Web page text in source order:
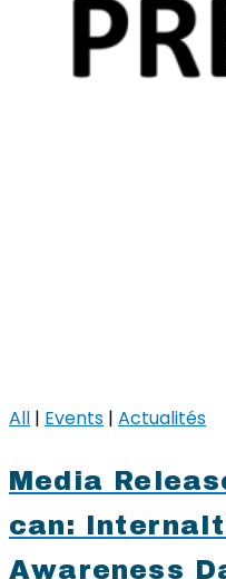
All | Events | Actualités
Media
can:
Awareness